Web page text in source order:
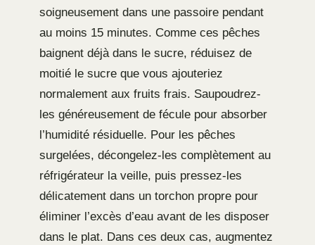
soigneusement dans une passoire pendant
au moins 15 minutes. Comme ces pêches
baignent déjà dans le sucre, réduisez de
moitié le sucre que vous ajouteriez
normalement aux fruits frais. Saupoudrez-
les généreusement de fécule pour absorber
l’humidité résiduelle. Pour les pêches
surgelées, décongelez-les complètement au
réfrigérateur la veille, puis pressez-les
délicatement dans un torchon propre pour
éliminer l’excès d’eau avant de les disposer
dans le plat. Dans ces deux cas, augmentez